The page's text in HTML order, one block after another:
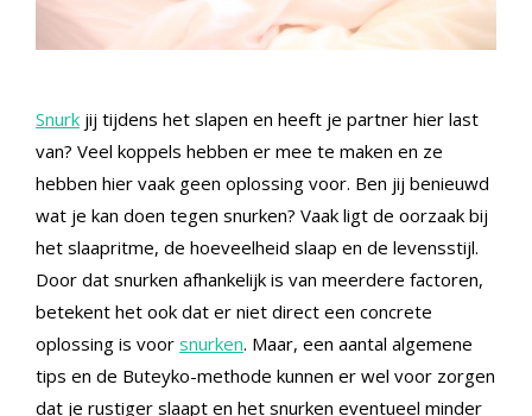
Snurk jij tijdens het slapen en heeft je partner hier last
van? Veel koppels hebben er mee te maken en ze
hebben hier vaak geen oplossing voor. Ben jij benieuwd
wat je kan doen tegen snurken? Vaak ligt de oorzaak bij
het slaapritme, de hoeveelheid slaap en de levensstijl.
Door dat snurken afhankelijk is van meerdere factoren,
betekent het ook dat er niet direct een concrete
oplossing is voor snurken. Maar, een aantal algemene
tips en de Buteyko-methode kunnen er wel voor zorgen
dat je rustiger slaapt en het snurken eventueel minder